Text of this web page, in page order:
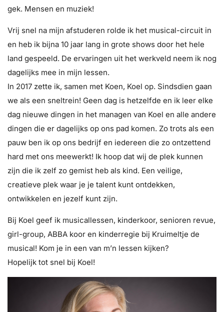
gek. Mensen en muziek!
Vrij snel na mijn afstuderen rolde ik het musical-circuit in
en heb ik bijna 10 jaar lang in grote shows door het hele
land gespeeld. De ervaringen uit het werkveld neem ik nog
dagelijks mee in mijn lessen.
In 2017 zette ik, samen met Koen, Koel op. Sindsdien gaan
we als een sneltrein! Geen dag is hetzelfde en ik leer elke
dag nieuwe dingen in het managen van Koel en alle andere
dingen die er dagelijks op ons pad komen. Zo trots als een
pauw ben ik op ons bedrijf en iedereen die zo ontzettend
hard met ons meewerkt! Ik hoop dat wij de plek kunnen
zijn die ik zelf zo gemist heb als kind. Een veilige,
creatieve plek waar je je talent kunt ontdekken,
ontwikkelen en jezelf kunt zijn.
Bij Koel geef ik musicallessen, kinderkoor, senioren revue,
girl-group, ABBA koor en kinderregie bij Kruimeltje de
musical! Kom je in een van m’n lessen kijken?
Hopelijk tot snel bij Koel!